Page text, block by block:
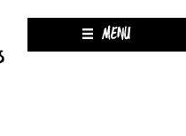
MENU